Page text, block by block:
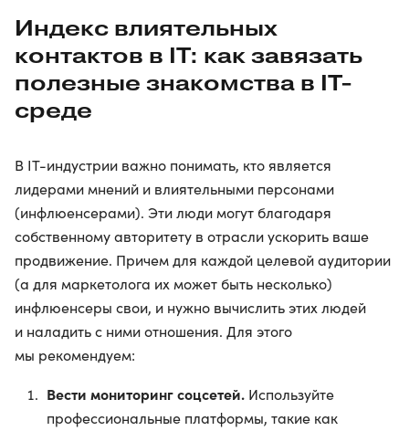
Индекс влиятельных
контактов в IT: как завязать
полезные знакомства в IT-
среде
В IT-индустрии важно понимать, кто является
лидерами мнений и влиятельными персонами
(инфлюенсерами). Эти люди могут благодаря
собственному авторитету в отрасли ускорить ваше
продвижение. Причем для каждой целевой аудитории
(а для маркетолога их может быть несколько)
инфлюенсеры свои, и нужно вычислить этих людей
и наладить с ними отношения. Для этого
мы рекомендуем:
Вести мониторинг соцсетей. Используйте
профессиональные платформы, такие как